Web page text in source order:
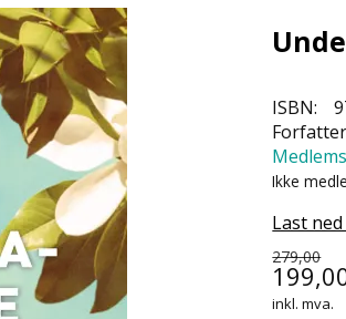
ISBN:
Ikke
Last
279,00
inkl. mva.